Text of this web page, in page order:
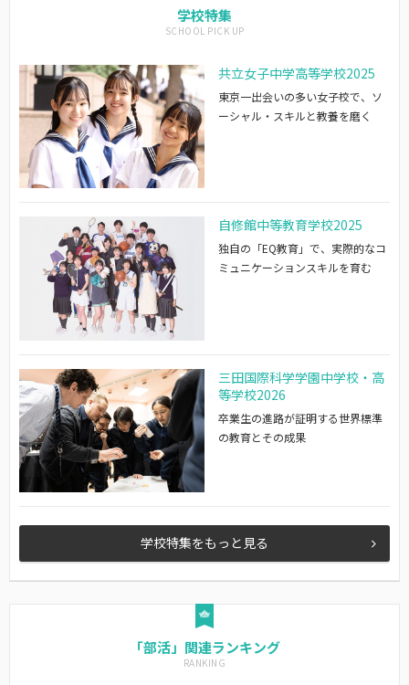
学校特集
共立女子中学高等学校2025
東京一出会いの多い女子校で、ソ
ーシャル・スキルと教養を磨く
自修館中等教育学校2025
独自の「EQ教育」で、実際的なコ
ミュニケーションスキルを育む
三田国際科学学園中学校・高
等学校2026
卒業生の進路が証明する世界標準
の教育とその成果
学校特集をもっと見る
「部活」関連ランキング